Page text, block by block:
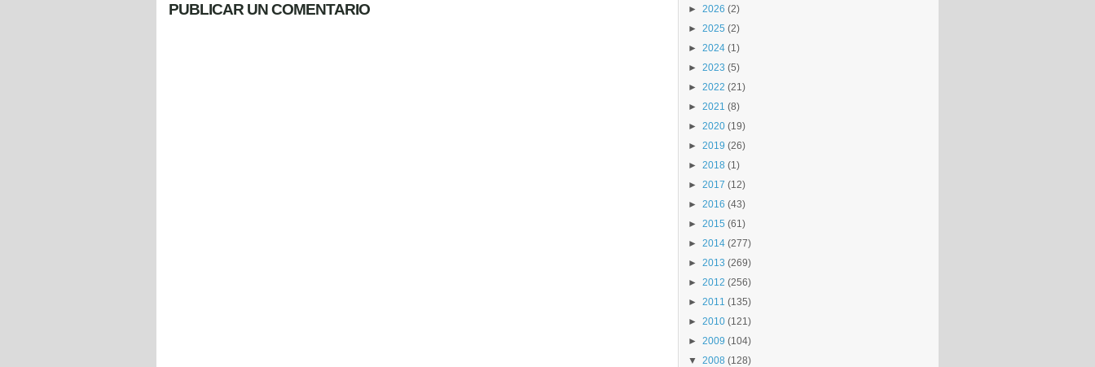
PUBLICAR UN COMENTARIO ► 2026 (2)
► 2025 (2)
► 2024 (1)
► 2023 (5)
► 2022 (21)
► 2021 (8)
► 2020 (19)
► 2019 (26)
► 2018 (1)
► 2017 (12)
► 2016 (43)
► 2015 (61)
► 2014 (277)
► 2013 (269)
► 2012 (256)
► 2011 (135)
► 2010 (121)
► 2009 (104)
▼ 2008 (128)